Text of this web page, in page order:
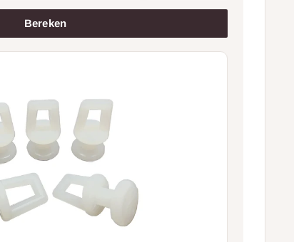
Bereken